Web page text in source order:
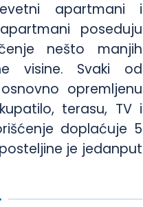
apartmani i
poseduju
nešto manjih
visine. Svaki od
opremljenu
terasu, TV i
doplaćuje 5
je jedanput